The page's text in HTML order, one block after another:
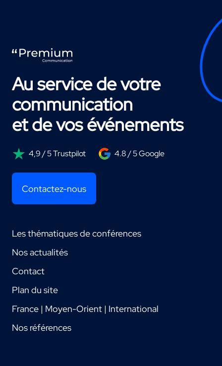
Au service de votre
communication
et de vos événements
4,9 / 5 Trustpilot 4.8 / 5 Google
Contactez-nous
Les thématiques de conférences
Nos actualités
Contact
Plan du site
France | Moyen-Orient | International
Nos références